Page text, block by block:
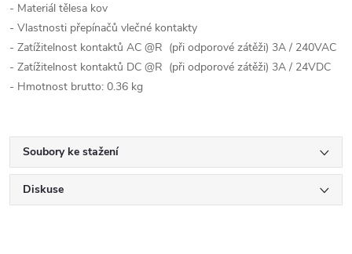
- Materiál tělesa kov
- Vlastnosti přepínačů vlečné kontakty
- Zatížitelnost kontaktů AC @R (při odporové zátěži) 3A / 240VAC
- Zatížitelnost kontaktů DC @R (při odporové zátěži) 3A / 24VDC
- Hmotnost brutto: 0.36 kg
Soubory ke stažení
Diskuse